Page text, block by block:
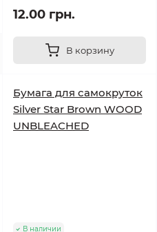
12.00 грн.
В корзину
Бумага для самокруток
Silver Star Brown WOOD
UNBLEACHED
В наличии